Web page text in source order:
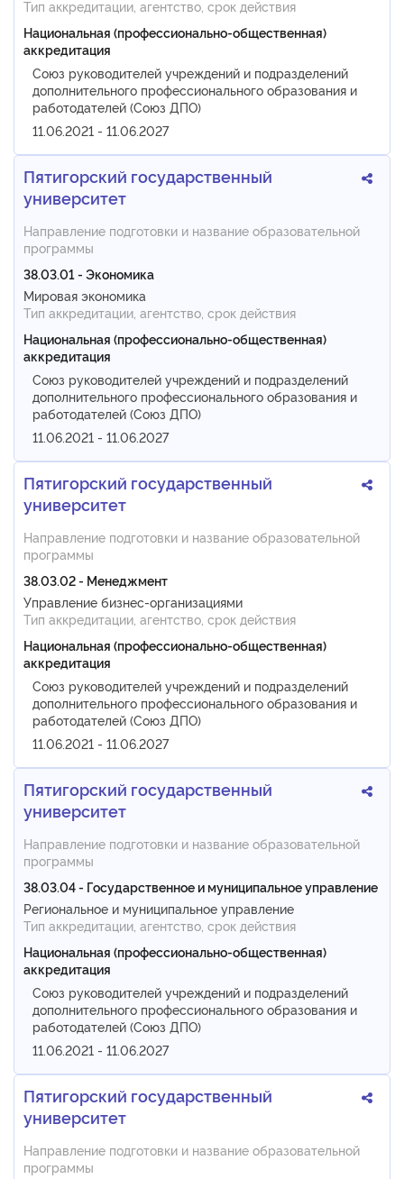
Тип аккредитации, агентство, срок действия
Национальная (профессионально-общественная)
аккредитация
Союз руководителей учреждений и подразделений
дополнительного профессионального образования и
работодателей (Союз ДПО)
11.06.2021 - 11.06.2027
Пятигорский государственный
университет
Направление подготовки и название образовательной
программы
38.03.01 - Экономика
Мировая экономика
Тип аккредитации, агентство, срок действия
Национальная (профессионально-общественная)
аккредитация
Союз руководителей учреждений и подразделений
дополнительного профессионального образования и
работодателей (Союз ДПО)
11.06.2021 - 11.06.2027
Пятигорский государственный
университет
Направление подготовки и название образовательной
программы
38.03.02 - Менеджмент
Управление бизнес-организациями
Тип аккредитации, агентство, срок действия
Национальная (профессионально-общественная)
аккредитация
Союз руководителей учреждений и подразделений
дополнительного профессионального образования и
работодателей (Союз ДПО)
11.06.2021 - 11.06.2027
Пятигорский государственный
университет
Направление подготовки и название образовательной
программы
38.03.04 - Государственное и муниципальное управление
Региональное и муниципальное управление
Тип аккредитации, агентство, срок действия
Национальная (профессионально-общественная)
аккредитация
Союз руководителей учреждений и подразделений
дополнительного профессионального образования и
работодателей (Союз ДПО)
11.06.2021 - 11.06.2027
Пятигорский государственный
университет
Направление подготовки и название образовательной
программы